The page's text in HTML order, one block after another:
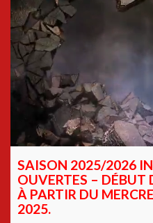
SAISON 2025/2026
OUVERTES – DÉBUT
À PARTIR DU
2025.